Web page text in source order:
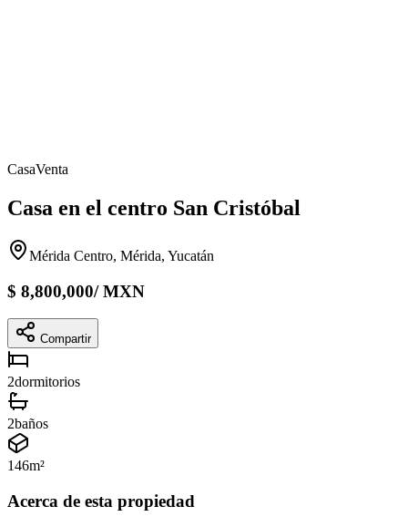
CasaVenta
Casa en el centro San Cristóbal
Mérida Centro, Mérida, Yucatán
$ 8,800,000/MXN
Compartir
2dormitorios
2baños
146m²
Acerca de esta propiedad